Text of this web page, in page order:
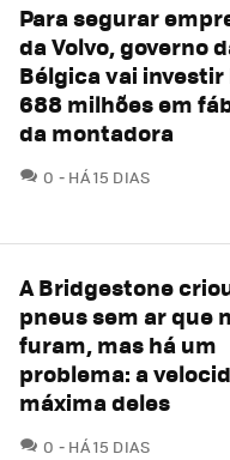
Para segurar
da Volvo, governo
Bélgica vai investir
688 milhões em
da montadora
0 COMENTÁRIOS
HÁ 15 DIAS
A Bridgestone
pneus sem ar que
furam, mas há um
problema: a
máxima deles
0 COMENTÁRIOS
HÁ 15 DIAS